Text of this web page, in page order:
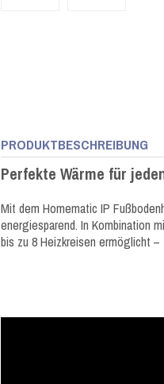
PRODUKTBESCHREIBUNG
Perfekte Wärme für
Mit dem Homematic IP
energiesparend. In Kombination
bis zu 8 Heizkreisen ermöglicht